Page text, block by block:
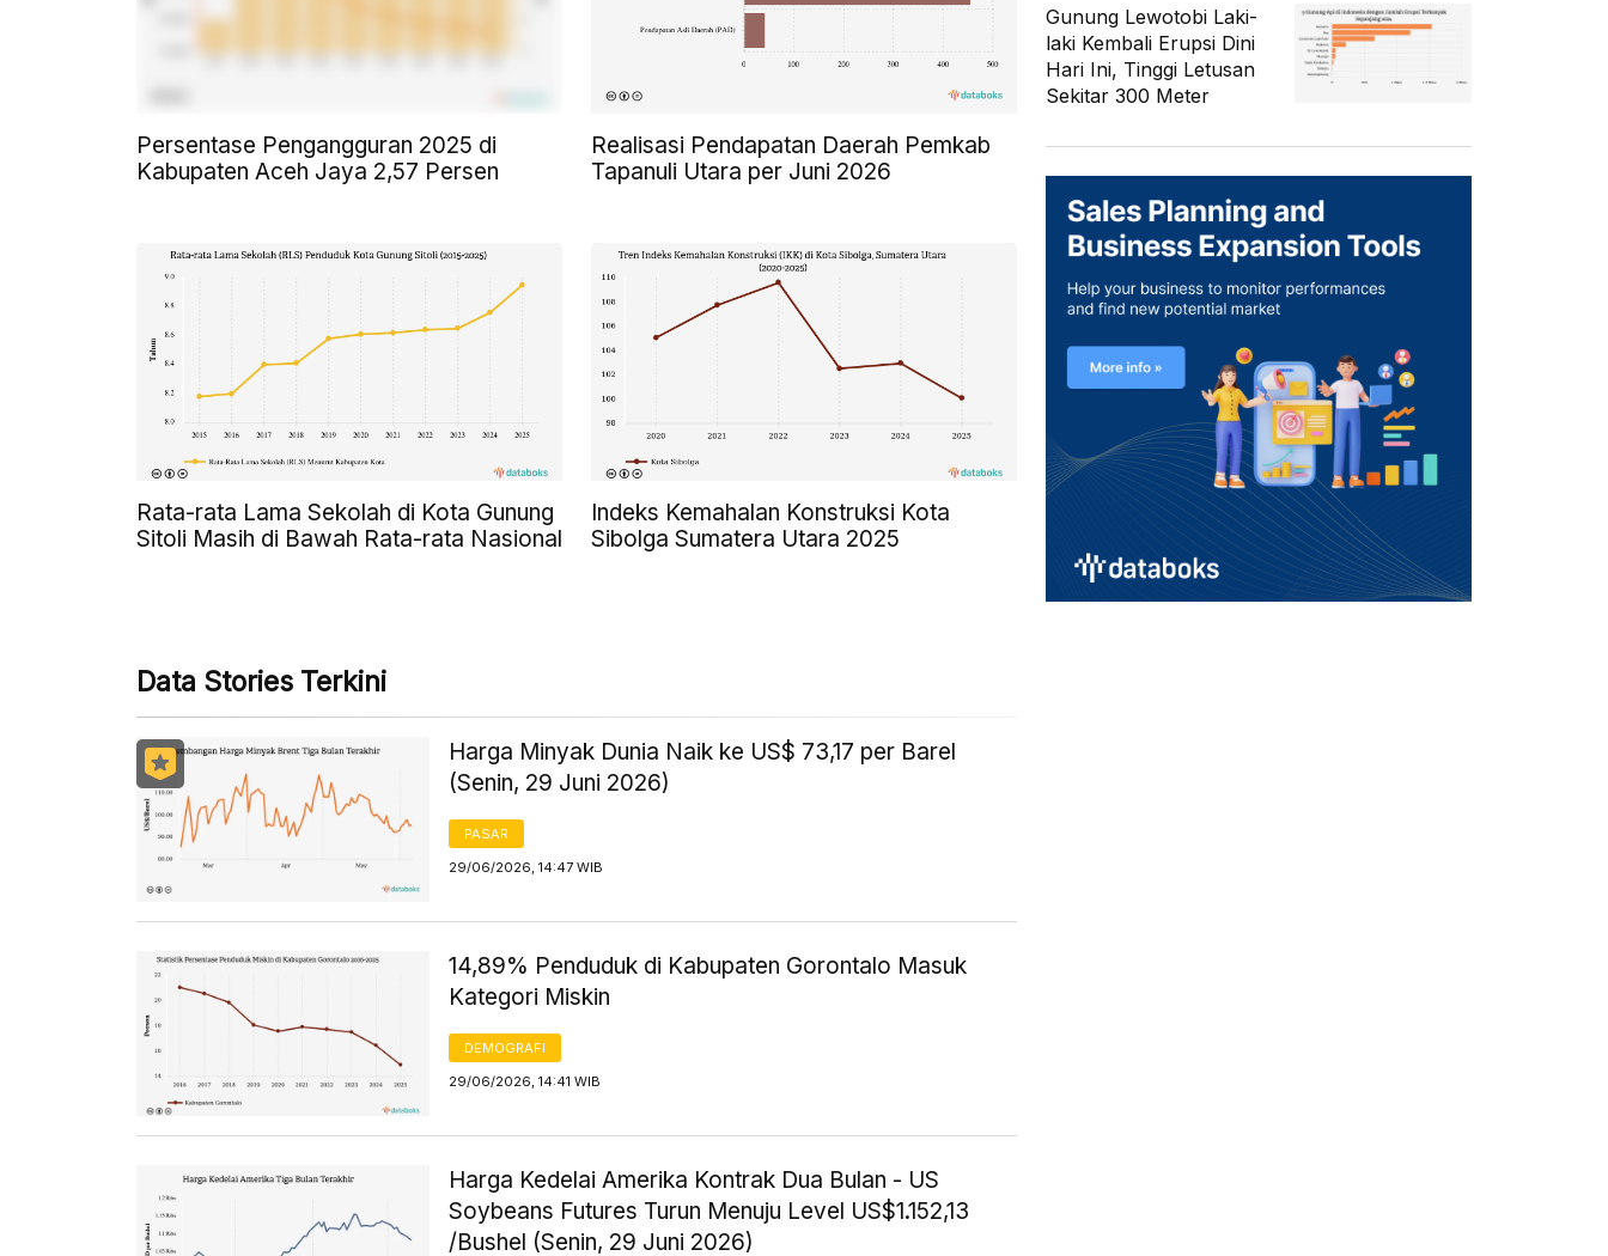
Persentase Pengangguran 2025 di
Kabupaten Aceh Jaya 2,57 Persen
Realisasi Pendapatan Daerah Pemkab
Tapanuli Utara per Juni 2026
Rata-rata Lama Sekolah di Kota Gunung
Sitoli Masih di Bawah Rata-rata Nasional
Indeks Kemahalan Konstruksi Kota
Sibolga Sumatera Utara 2025
Data Stories Terkini
Harga Minyak Dunia Naik ke US$ 73,17 per Barel
(Senin, 29 Juni 2026)
PASAR
29/06/2026, 14:47 WIB
14,89% Penduduk di Kabupaten Gorontalo Masuk
Kategori Miskin
DEMOGRAFI
29/06/2026, 14:41 WIB
Harga Kedelai Amerika Kontrak Dua Bulan - US
Soybeans Futures Turun Menuju Level US$1.152,13
/Bushel (Senin, 29 Juni 2026)
Gunung Lewotobi Laki-
laki Kembali Erupsi Dini
Hari Ini, Tinggi Letusan
Sekitar 300 Meter